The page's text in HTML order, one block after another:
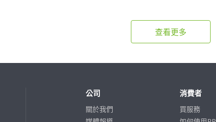
查看更多
公司
關於我們
消費者
買服務